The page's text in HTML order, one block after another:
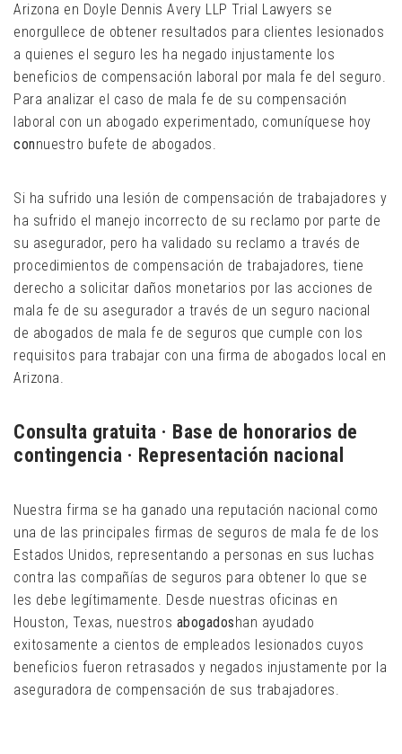
Arizona en Doyle Dennis Avery LLP Trial Lawyers se
enorgullece de obtener resultados para clientes lesionados
a quienes el seguro les ha negado injustamente los
beneficios de compensación laboral por mala fe del seguro.
Para analizar el caso de mala fe de su compensación
laboral con un abogado experimentado, comuníquese hoy
connuestro bufete de abogados.
Si ha sufrido una lesión de compensación de trabajadores y
ha sufrido el manejo incorrecto de su reclamo por parte de
su asegurador, pero ha validado su reclamo a través de
procedimientos de compensación de trabajadores, tiene
derecho a solicitar daños monetarios por las acciones de
mala fe de su asegurador a través de un seguro nacional
de abogados de mala fe de seguros que cumple con los
requisitos para trabajar con una firma de abogados local en
Arizona.
Consulta gratuita · Base de honorarios de
contingencia · Representación nacional
Nuestra firma se ha ganado una reputación nacional como
una de las principales firmas de seguros de mala fe de los
Estados Unidos, representando a personas en sus luchas
contra las compañías de seguros para obtener lo que se
les debe legítimamente. Desde nuestras oficinas en
Houston, Texas, nuestros abogadoshan ayudado
exitosamente a cientos de empleados lesionados cuyos
beneficios fueron retrasados ​​y negados injustamente por la
aseguradora de compensación de sus trabajadores.